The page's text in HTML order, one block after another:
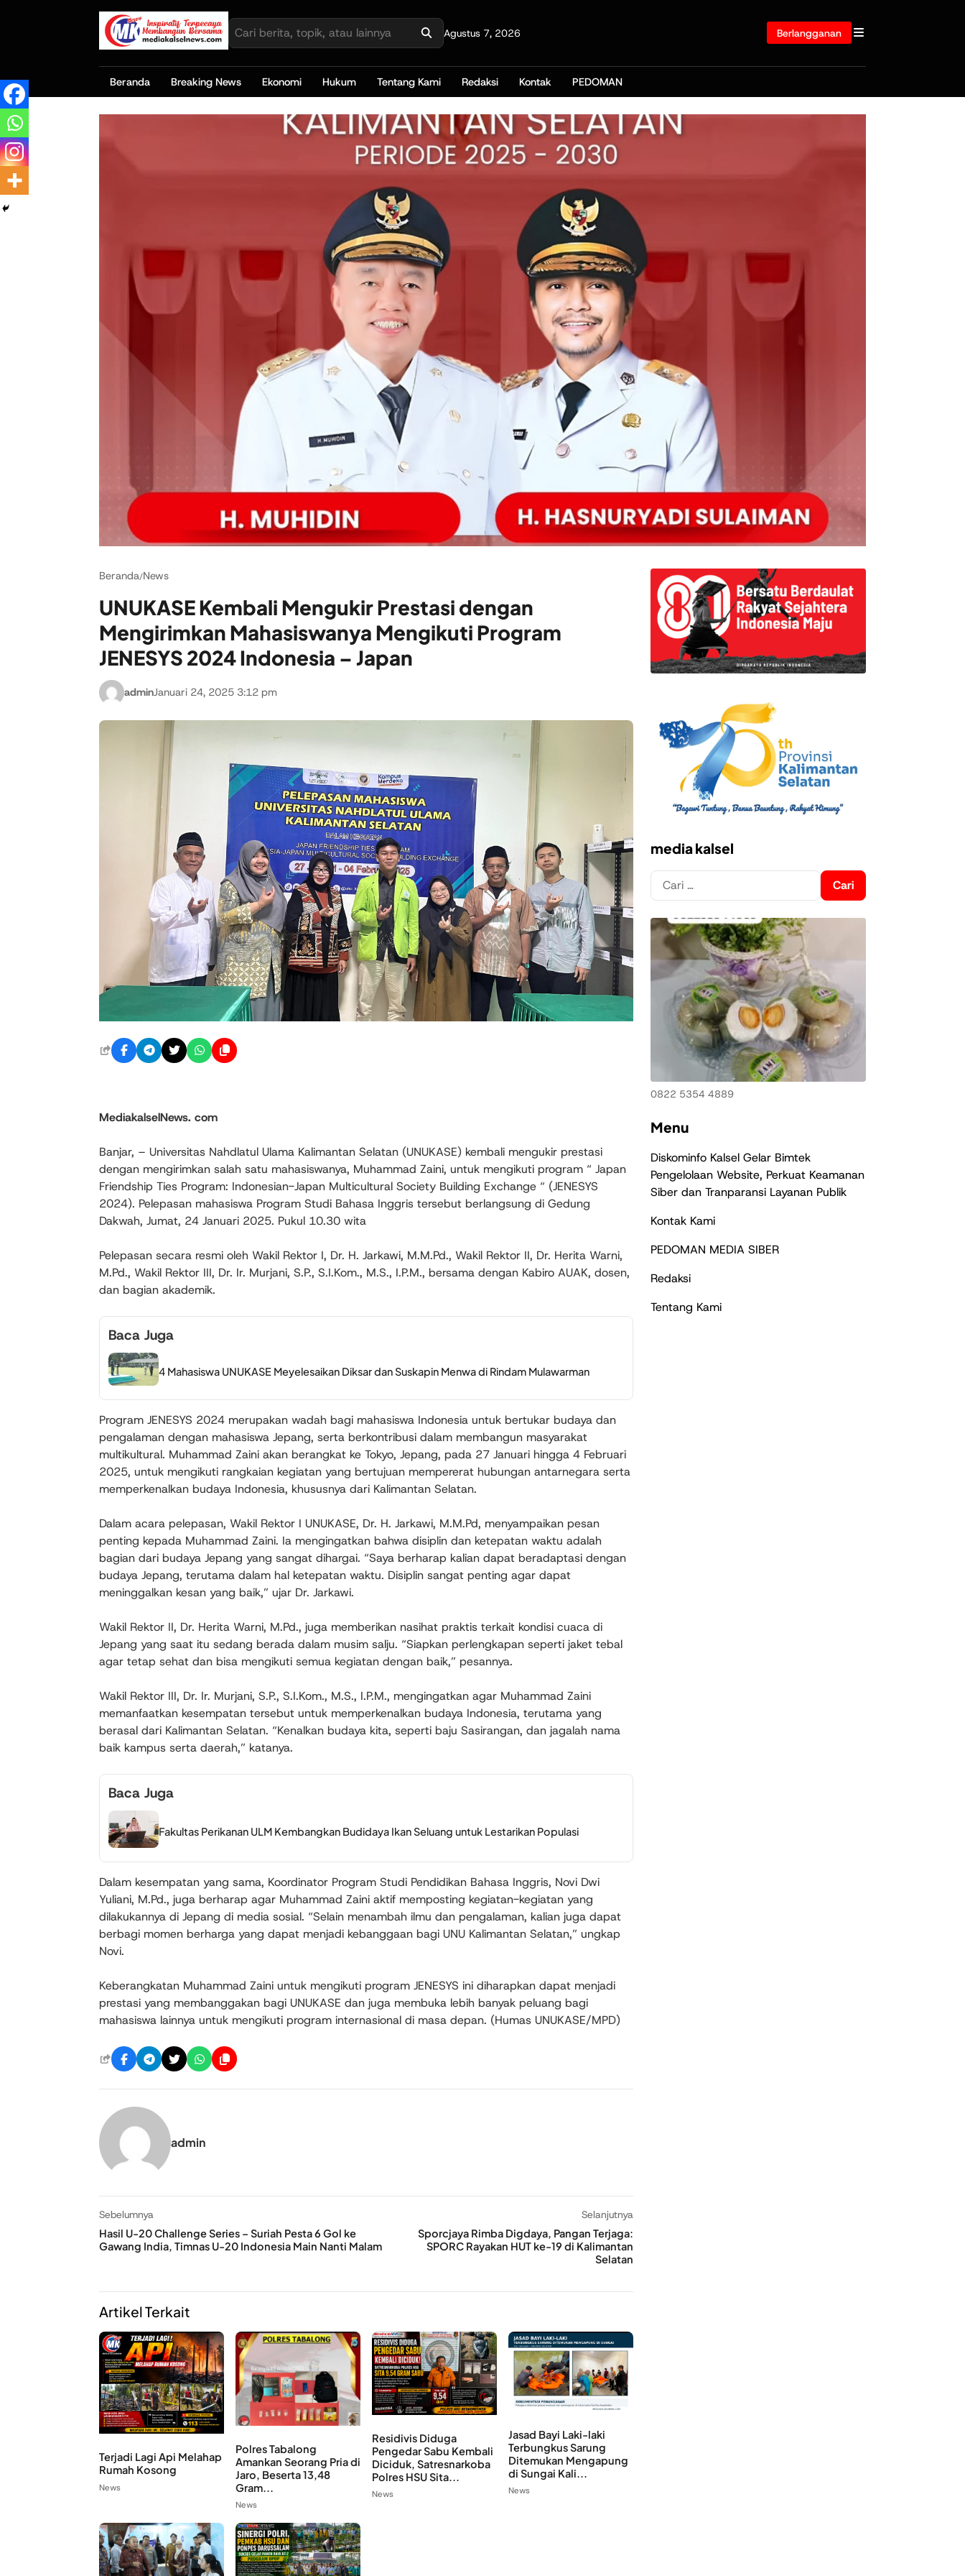
Agustus 7, 2026 Berlangganan
Beranda Breaking News Ekonomi Hukum Tentang Kami Redaksi Kontak PEDOMAN
Beranda/News
UNUKASE Kembali Mengukir Prestasi dengan
Mengirimkan Mahasiswanya Mengikuti Program
JENESYS 2024 Indonesia – Japan
adminJanuari 24, 2025 3:12 pm
MediakalselNews. com
Banjar, – Universitas Nahdlatul Ulama Kalimantan Selatan (UNUKASE) kembali mengukir prestasi
dengan mengirimkan salah satu mahasiswanya, Muhammad Zaini, untuk mengikuti program “ Japan
Friendship Ties Program: Indonesian-Japan Multicultural Society Building Exchange “ (JENESYS
2024). Pelepasan mahasiswa Program Studi Bahasa Inggris tersebut berlangsung di Gedung
Dakwah, Jumat, 24 Januari 2025. Pukul 10.30 wita
Pelepasan secara resmi oleh Wakil Rektor I, Dr. H. Jarkawi, M.M.Pd., Wakil Rektor II, Dr. Herita Warni,
M.Pd., Wakil Rektor III, Dr. Ir. Murjani, S.P., S.I.Kom., M.S., I.P.M., bersama dengan Kabiro AUAK, dosen,
dan bagian akademik.
Baca Juga
4 Mahasiswa UNUKASE Meyelesaikan Diksar dan Suskapin Menwa di Rindam Mulawarman
Program JENESYS 2024 merupakan wadah bagi mahasiswa Indonesia untuk bertukar budaya dan
pengalaman dengan mahasiswa Jepang, serta berkontribusi dalam membangun masyarakat
multikultural. Muhammad Zaini akan berangkat ke Tokyo, Jepang, pada 27 Januari hingga 4 Februari
2025, untuk mengikuti rangkaian kegiatan yang bertujuan mempererat hubungan antarnegara serta
memperkenalkan budaya Indonesia, khususnya dari Kalimantan Selatan.
Dalam acara pelepasan, Wakil Rektor I UNUKASE, Dr. H. Jarkawi, M.M.Pd, menyampaikan pesan
penting kepada Muhammad Zaini. Ia mengingatkan bahwa disiplin dan ketepatan waktu adalah
bagian dari budaya Jepang yang sangat dihargai. “Saya berharap kalian dapat beradaptasi dengan
budaya Jepang, terutama dalam hal ketepatan waktu. Disiplin sangat penting agar dapat
meninggalkan kesan yang baik,” ujar Dr. Jarkawi.
Wakil Rektor II, Dr. Herita Warni, M.Pd., juga memberikan nasihat praktis terkait kondisi cuaca di
Jepang yang saat itu sedang berada dalam musim salju. “Siapkan perlengkapan seperti jaket tebal
agar tetap sehat dan bisa mengikuti semua kegiatan dengan baik,” pesannya.
Wakil Rektor III, Dr. Ir. Murjani, S.P., S.I.Kom., M.S., I.P.M., mengingatkan agar Muhammad Zaini
memanfaatkan kesempatan tersebut untuk memperkenalkan budaya Indonesia, terutama yang
berasal dari Kalimantan Selatan. “Kenalkan budaya kita, seperti baju Sasirangan, dan jagalah nama
baik kampus serta daerah,” katanya.
Baca Juga
Fakultas Perikanan ULM Kembangkan Budidaya Ikan Seluang untuk Lestarikan Populasi
Dalam kesempatan yang sama, Koordinator Program Studi Pendidikan Bahasa Inggris, Novi Dwi
Yuliani, M.Pd., juga berharap agar Muhammad Zaini aktif memposting kegiatan-kegiatan yang
dilakukannya di Jepang di media sosial. “Selain menambah ilmu dan pengalaman, kalian juga dapat
berbagi momen berharga yang dapat menjadi kebanggaan bagi UNU Kalimantan Selatan,” ungkap
Novi.
Keberangkatan Muhammad Zaini untuk mengikuti program JENESYS ini diharapkan dapat menjadi
prestasi yang membanggakan bagi UNUKASE dan juga membuka lebih banyak peluang bagi
mahasiswa lainnya untuk mengikuti program internasional di masa depan. (Humas UNUKASE/MPD)
admin
Sebelumnya
Hasil U-20 Challenge Series – Suriah Pesta 6 Gol ke
Gawang India, Timnas U-20 Indonesia Main Nanti Malam
Selanjutnya
Sporcjaya Rimba Digdaya, Pangan Terjaga:
SPORC Rayakan HUT ke-19 di Kalimantan
Selatan
Artikel Terkait
Terjadi Lagi Api Melahap
Rumah Kosong
News
Polres Tabalong
Amankan Seorang Pria di
Jaro, Beserta 13,48
Gram...
News
Residivis Diduga
Pengedar Sabu Kembali
Diciduk, Satresnarkoba
Polres HSU Sita...
News
Jasad Bayi Laki-laki
Terbungkus Sarung
Ditemukan Mengapung
di Sungai Kali...
News
media kalsel
Cari
untuk:
0822 5354 4889
Menu
Diskominfo Kalsel Gelar Bimtek
Pengelolaan Website, Perkuat Keamanan
Siber dan Tranparansi Layanan Publik
Kontak Kami
PEDOMAN MEDIA SIBER
Redaksi
Tentang Kami